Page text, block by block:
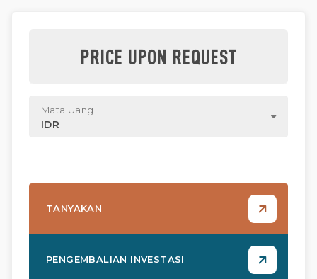
PRICE UPON REQUEST
Mata Uang
IDR
TANYAKAN
PENGEMBALIAN INVESTASI